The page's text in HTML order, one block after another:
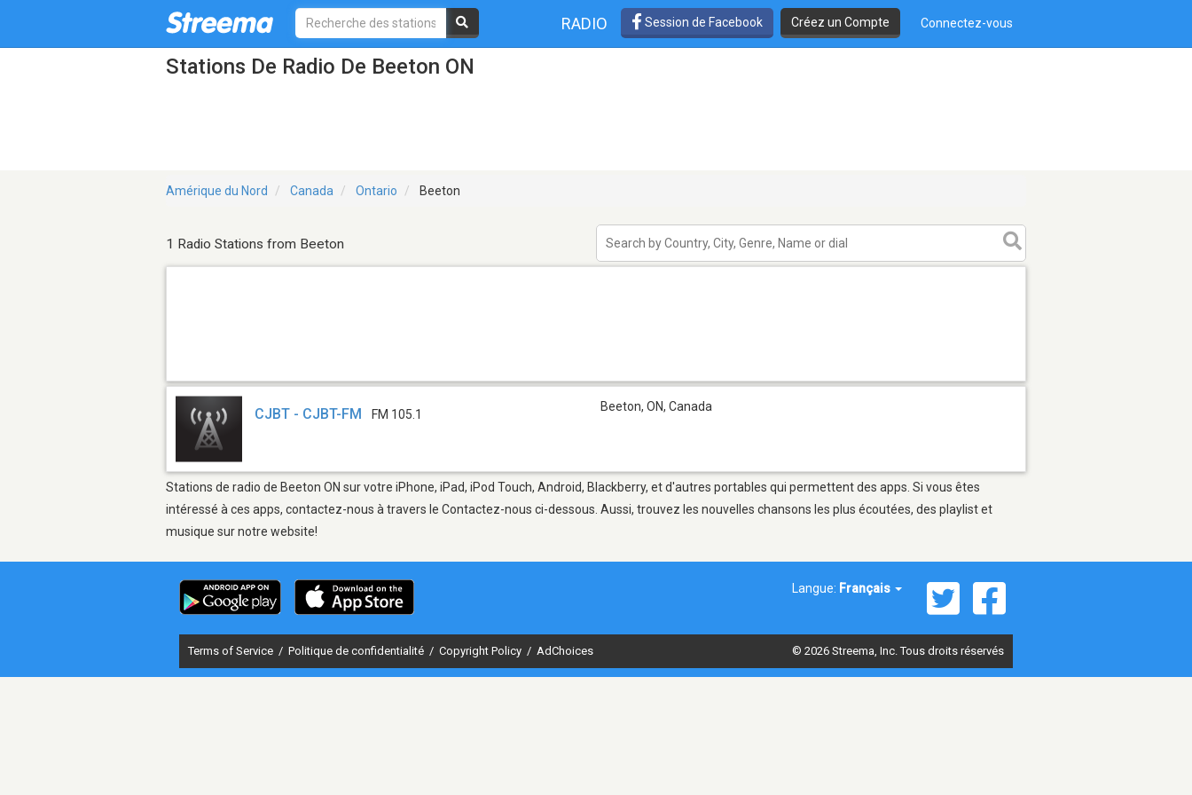
RADIO Session de Facebook Créez un Compte Connectez-vous
Stations De Radio De Beeton ON
Amérique du Nord Canada Ontario Beeton
1 Radio Stations from Beeton
CJBT - CJBT-FM FM 105.1
Beeton, ON, Canada
Stations de radio de Beeton ON sur votre iPhone, iPad, iPod Touch, Android, Blackberry, et d'autres portables qui permettent des apps. Si vous êtes
intéressé à ces apps, contactez-nous à travers le Contactez-nous ci-dessous. Aussi, trouvez les nouvelles chansons les plus écoutées, des playlist et
musique sur notre website!
Langue: Français
Terms of Service / Politique de confidentialité / Copyright Policy / AdChoices © 2026 Streema, Inc. Tous droits réservés